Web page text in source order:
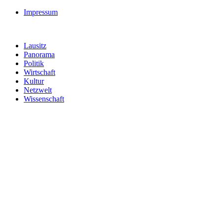
Impressum
Lausitz
Panorama
Politik
Wirtschaft
Kultur
Netzwelt
Wissenschaft